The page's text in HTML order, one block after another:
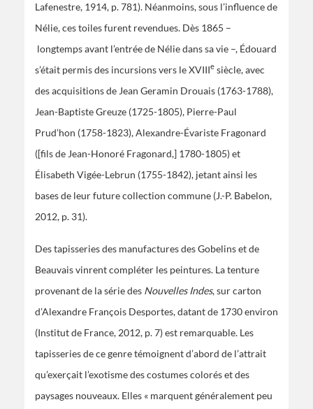
Lafenestre, 1914, p. 781). Néanmoins, sous l’influence de
Nélie, ces toiles furent revendues. Dès 1865 –
longtemps avant l’entrée de Nélie dans sa vie –, Édouard
s’était permis des incursions vers le XVIIIe siècle, avec
des acquisitions de Jean Geramin Drouais (1763-1788),
Jean-Baptiste Greuze (1725-1805), Pierre-Paul
Prud’hon (1758-1823), Alexandre-Évariste Fragonard
([fils de Jean-Honoré Fragonard,] 1780-1805) et
Élisabeth Vigée-Lebrun (1755-1842), jetant ainsi les
bases de leur future collection commune (J.-P. Babelon,
2012, p. 31).
Des tapisseries des manufactures des Gobelins et de
Beauvais vinrent compléter les peintures. La tenture
provenant de la série des Nouvelles Indes, sur carton
d’Alexandre François Desportes, datant de 1730 environ
(Institut de France, 2012, p. 7) est remarquable. Les
tapisseries de ce genre témoignent d’abord de l’attrait
qu’exerçait l’exotisme des costumes colorés et des
paysages nouveaux. Elles « marquent généralement peu